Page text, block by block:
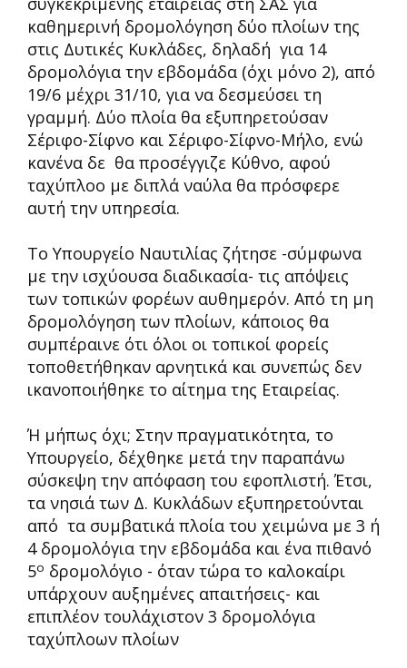
καθημερινή δρομολόγηση δύο πλοίων της
στις Δυτικές Κυκλάδες, δηλαδή για 14
δρομολόγια την εβδομάδα (όχι μόνο 2), από
19/6 μέχρι 31/10, για να δεσμεύσει τη
γραμμή. Δύο πλοία θα εξυπηρετούσαν
Σέριφο-Σίφνο και Σέριφο-Σίφνο-Μήλο, ενώ
κανένα δε θα προσέγγιζε Κύθνο, αφού
ταχύπλοο με διπλά ναύλα θα πρόσφερε
αυτή την υπηρεσία.
Το Υπουργείο Ναυτιλίας ζήτησε -σύμφωνα
με την ισχύουσα διαδικασία- τις απόψεις
των τοπικών φορέων αυθημερόν. Από τη μη
δρομολόγηση των πλοίων, κάποιος θα
συμπέραινε ότι όλοι οι τοπικοί φορείς
τοποθετήθηκαν αρνητικά και συνεπώς δεν
ικανοποιήθηκε το αίτημα της Εταιρείας.
Ή μήπως όχι; Στην πραγματικότητα, το
Υπουργείο, δέχθηκε μετά την παραπάνω
σύσκεψη την απόφαση του εφοπλιστή. Έτσι,
τα νησιά των Δ. Κυκλάδων εξυπηρετούνται
από τα συμβατικά πλοία του χειμώνα με 3 ή
4 δρομολόγια την εβδομάδα και ένα πιθανό
5ο δρομολόγιο - όταν τώρα το καλοκαίρι
υπάρχουν αυξημένες απαιτήσεις- και
επιπλέον τουλάχιστον 3 δρομολόγια
ταχύπλοων πλοίων